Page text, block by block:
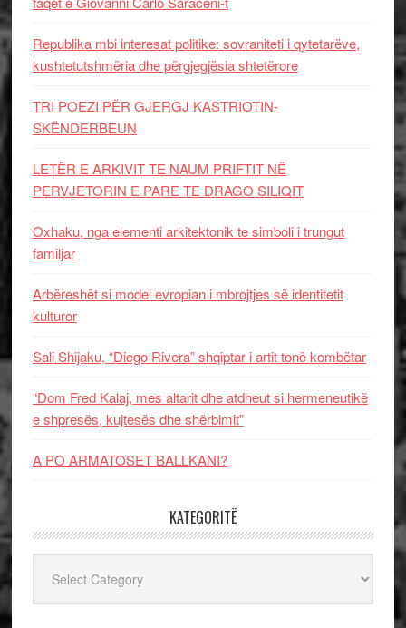
Republika mbi interesat politike: sovraniteti i qytetarëve,
kushtetutshmëria dhe përgjegjësia shtetërore
TRI POEZI PËR GJERGJ KASTRIOTIN-
SKËNDERBEUN
LETËR E ARKIVIT TE NAUM PRIFTIT NË
PERVJETORIN E PARE TE DRAGO SILIQIT
Oxhaku, nga elementi arkitektonik te simboli i trungut
familjar
Arbëreshët si model evropian i mbrojtjes së identitetit
kulturor
Sali Shijaku, “Diego Rivera” shqiptar i artit tonë kombëtar
“Dom Fred Kalaj, mes altarit dhe atdheut si hermeneutikë
e shpresës, kujtesës dhe shërbimit”
A PO ARMATOSET BALLKANI?
KATEGORITË